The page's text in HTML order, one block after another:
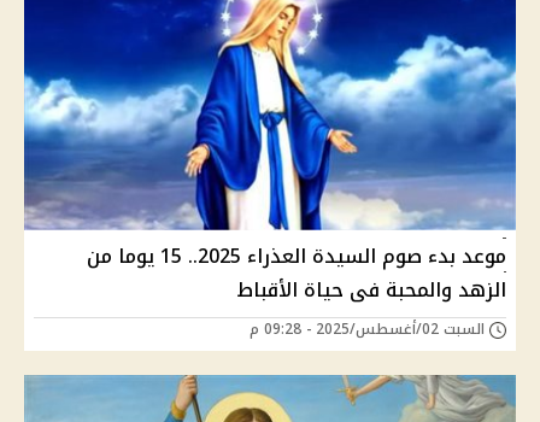
موعد بدء صوم السيدة العذراء 2025.. 15 يوما من
الزهد والمحبة فى حياة الأقباط
السبت 02/أغسطس/2025 - 09:28 م